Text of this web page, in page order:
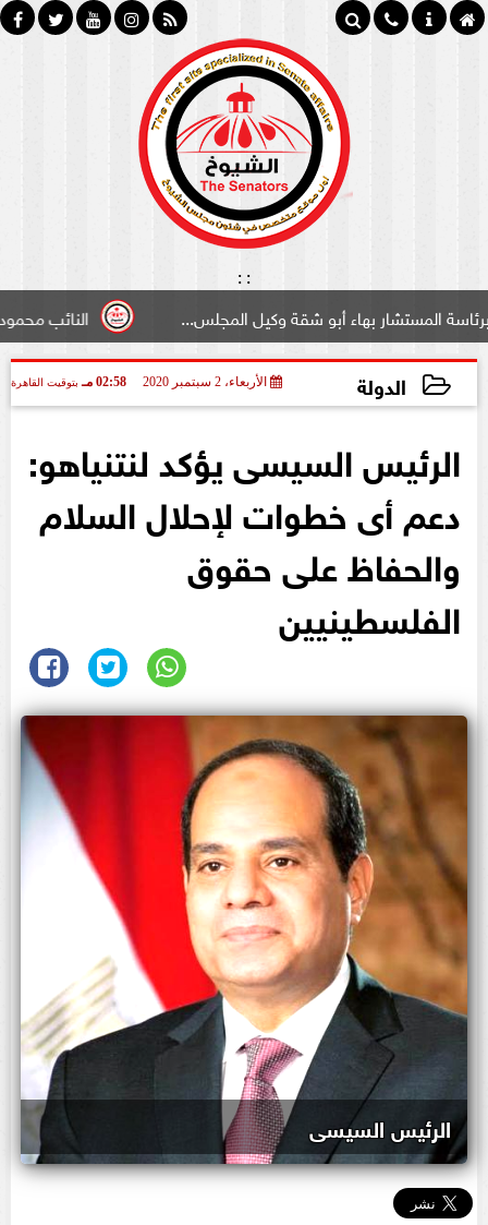
:
:
النائب محمود سامي
بهاء أبو شقة وكيل المجلس...
الدولة الأربعاء، 2 سبتمبر 2020 02:58 مـ بتوقيت القاهرة
الرئيس السيسى يؤكد لنتنياهو:
دعم أى خطوات لإحلال السلام
والحفاظ على حقوق
الفلسطينيين
الرئيس السيسى